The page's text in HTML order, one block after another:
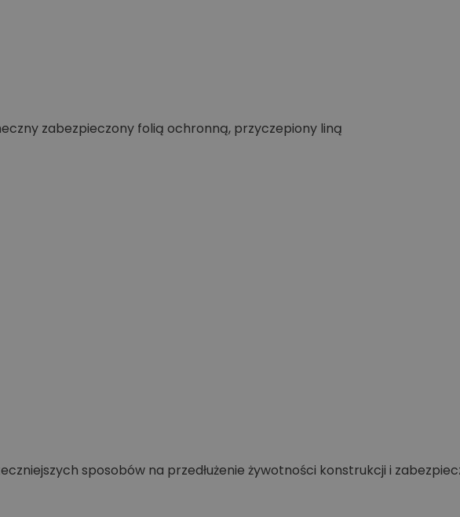
sposobów na przedłużenie żywotności konstrukcji i